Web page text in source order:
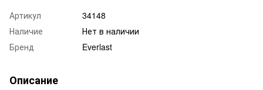
Артикул
34148
Наличие
Нет в наличии
Бренд
Everlast
Описание